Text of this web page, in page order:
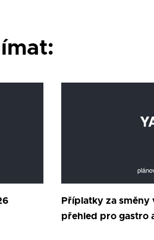
Příplatky za
přehled pro gastro